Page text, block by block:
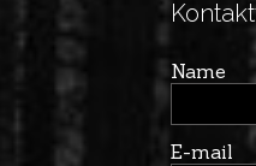
Name
E-mail